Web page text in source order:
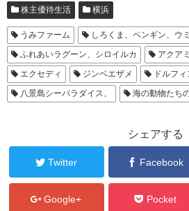
ド
ウ
開
き
ま
す
)
株主優待生活 横浜
うみファーム しろくま、ペンギン、ウ
ふれあいラグーン、シロイルカ
アクア
エクセディ
ジンベエザメ
ドルフ
八景島シーパラダイス、
海の動物たち
シェアする
Twitter Facebook
Google+ Pocket